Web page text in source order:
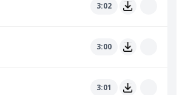
3:02
3:00
3:01